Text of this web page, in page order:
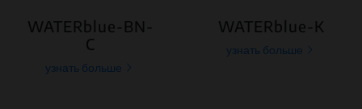
WATERblue-BN-
C
узнать больше
WATERblue-K
узнать больше